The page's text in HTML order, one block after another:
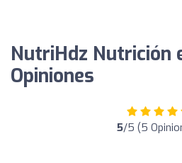
NutriHdz Nutrición
Opiniones
5/5 (5